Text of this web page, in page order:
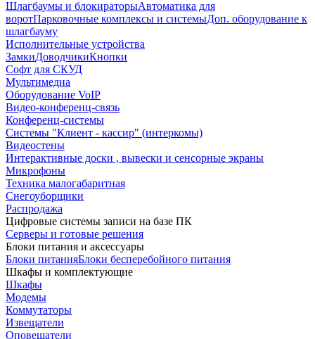
Шлагбаумы и блокираторыАвтоматика для
воротПарковочные комплексы и системыДоп. оборудование к
шлагбауму
Исполнительные устройства
ЗамкиДоводчикиКнопки
Софт для СКУД
Мультимедиа
Оборудование VoIP
Видео-конференц-связь
Конференц-системы
Системы "Клиент - кассир" (интеркомы)
Видеостены
Интерактивные доски , вывески и сенсорные экраны
Микрофоны
Техника малогабаритная
Снегоуборщики
Распродажа
Цифровые системы записи на базе ПК
Серверы и готовые решения
Блоки питания и аксессуары
Блоки питанияБлоки бесперебойного питания
Шкафы и комплектующие
Шкафы
Модемы
Коммутаторы
Извещатели
Оповещатели